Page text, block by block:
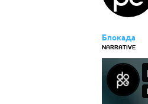
Блокада
NARRATIVE